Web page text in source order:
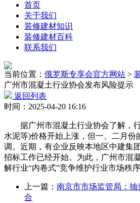
首页
关于我们
装修建材知识
装修建材百科
联系我们
当前位置： 俄罗斯专享会官方网站 >
广州市混凝土行业协会发布风险提示
返回列表
时间：2025-04-20 16:16
据广州市混凝土行业协会了解，行
水泥等)价格开始上涨，但一、二月份
调。近期，有企业反映本地区中建集
招标工作已经开始。为此，广州市混
解行业“内卷式”竞争维护行业市场秩
上一篇： 南京市市场监管局：
合